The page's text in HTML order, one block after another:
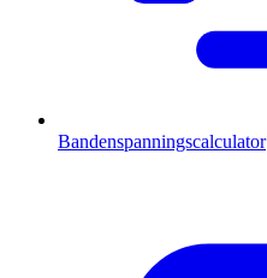
Bandenspanningscalculator